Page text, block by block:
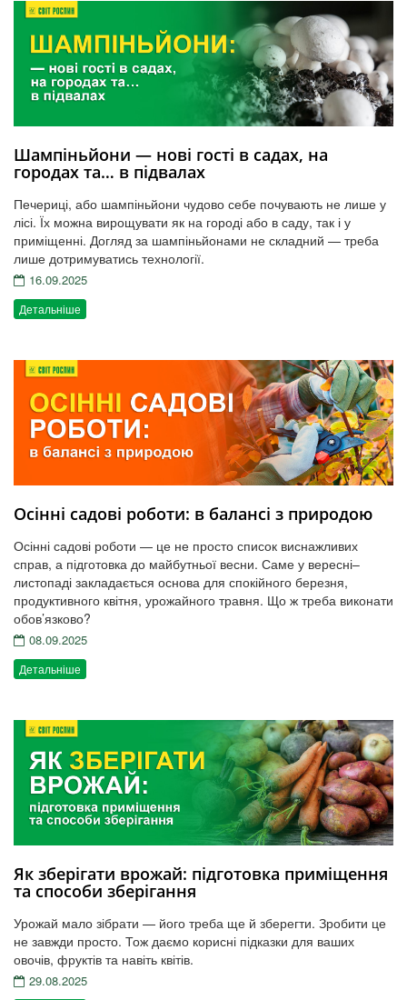
Шампіньйони — нові гості в садах, на
городах та… в підвалах
Печериці, або шампіньйони чудово себе почувають не лише у
лісі. Їх можна вирощувати як на городі або в саду, так і у
приміщенні. Догляд за шампіньйонами не складний — треба
лише дотримуватись технології.
16.09.2025
Детальніше
Осінні садові роботи: в балансі з природою
Осінні садові роботи — це не просто список виснажливих
справ, а підготовка до майбутньої весни. Саме у вересні–
листопаді закладається основа для спокійного березня,
продуктивного квітня, урожайного травня. Що ж треба виконати
обов’язково?
08.09.2025
Детальніше
Як зберігати врожай: підготовка приміщення
та способи зберігання
Урожай мало зібрати — його треба ще й зберегти. Зробити це
не завжди просто. Тож даємо корисні підказки для ваших
овочів, фруктів та навіть квітів.
29.08.2025